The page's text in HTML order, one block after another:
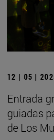
12 | 05 |
Entrada
guiadas
de Los